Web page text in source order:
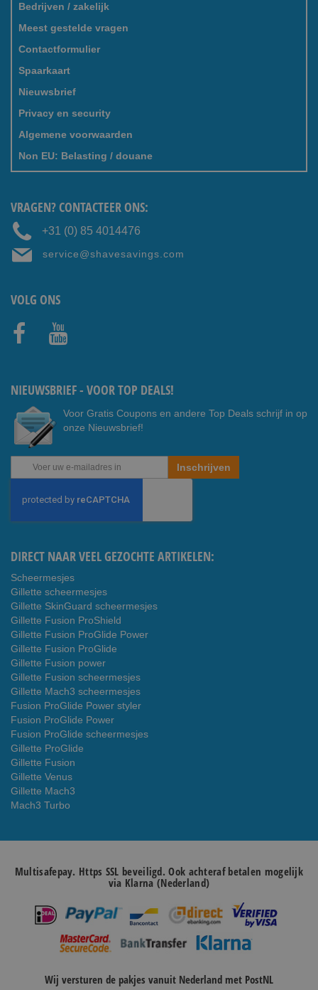
Bedrijven / zakelijk
Meest gestelde vragen
Contactformulier
Spaarkaart
Nieuwsbrief
Privacy en security
Algemene voorwaarden
Non EU: Belasting / douane
VRAGEN? CONTACTEER ONS:
+31 (0) 85 4014476
service@shavesavings.com
VOLG ONS
NIEUWSBRIEF - VOOR TOP DEALS!
Voor Gratis Coupons en andere Top Deals schrijf in op
onze Nieuwsbrief!
Abonneer
u
onze
nieuwsbrief
Inschrijven
DIRECT NAAR VEEL GEZOCHTE ARTIKELEN:
Scheermesjes
Gillette scheermesjes
Gillette SkinGuard scheermesjes
Gillette Fusion ProShield
Gillette Fusion ProGlide Power
Gillette Fusion ProGlide
Gillette Fusion power
Gillette Fusion scheermesjes
Gillette Mach3 scheermesjes
Fusion ProGlide Power styler
Fusion ProGlide Power
Fusion ProGlide scheermesjes
Gillette ProGlide
Gillette Fusion
Gillette Venus
Gillette Mach3
Mach3 Turbo
Multisafepay. Https SSL beveiligd. Ook achteraf betalen mogelijk
via Klarna (Nederland)
Wij versturen de pakjes vanuit Nederland met PostNL